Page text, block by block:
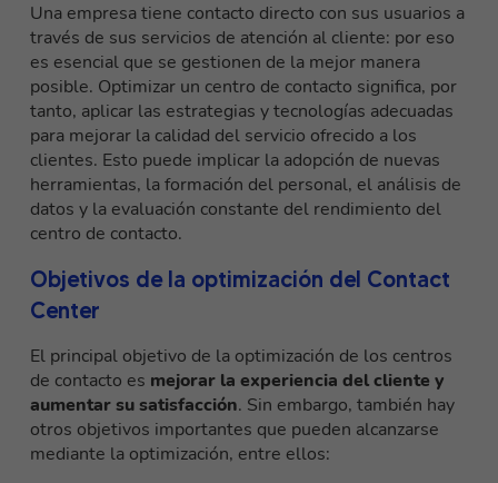
Una empresa tiene contacto directo con sus usuarios a
través de sus servicios de atención al cliente: por eso
es esencial que se gestionen de la mejor manera
posible. Optimizar un centro de contacto significa, por
tanto, aplicar las estrategias y tecnologías adecuadas
para mejorar la calidad del servicio ofrecido a los
clientes. Esto puede implicar la adopción de nuevas
herramientas, la formación del personal, el análisis de
datos y la evaluación constante del rendimiento del
centro de contacto.
Objetivos de la optimización del Contact
Center
El principal objetivo de la optimización de los centros
de contacto es mejorar la experiencia del cliente y
aumentar su satisfacción. Sin embargo, también hay
otros objetivos importantes que pueden alcanzarse
mediante la optimización, entre ellos: